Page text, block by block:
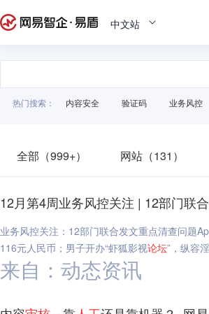
中文站
热门搜索： 内容安全 验证码 业务风控
全部（999+） 网站（131）
12月第4周业务风控关注 | 12部门联
业务风控关注：12部门联合发文重点清查问题
116元人民币；男子开办“虾狐影视论坛”，纵容
来自：动态资讯